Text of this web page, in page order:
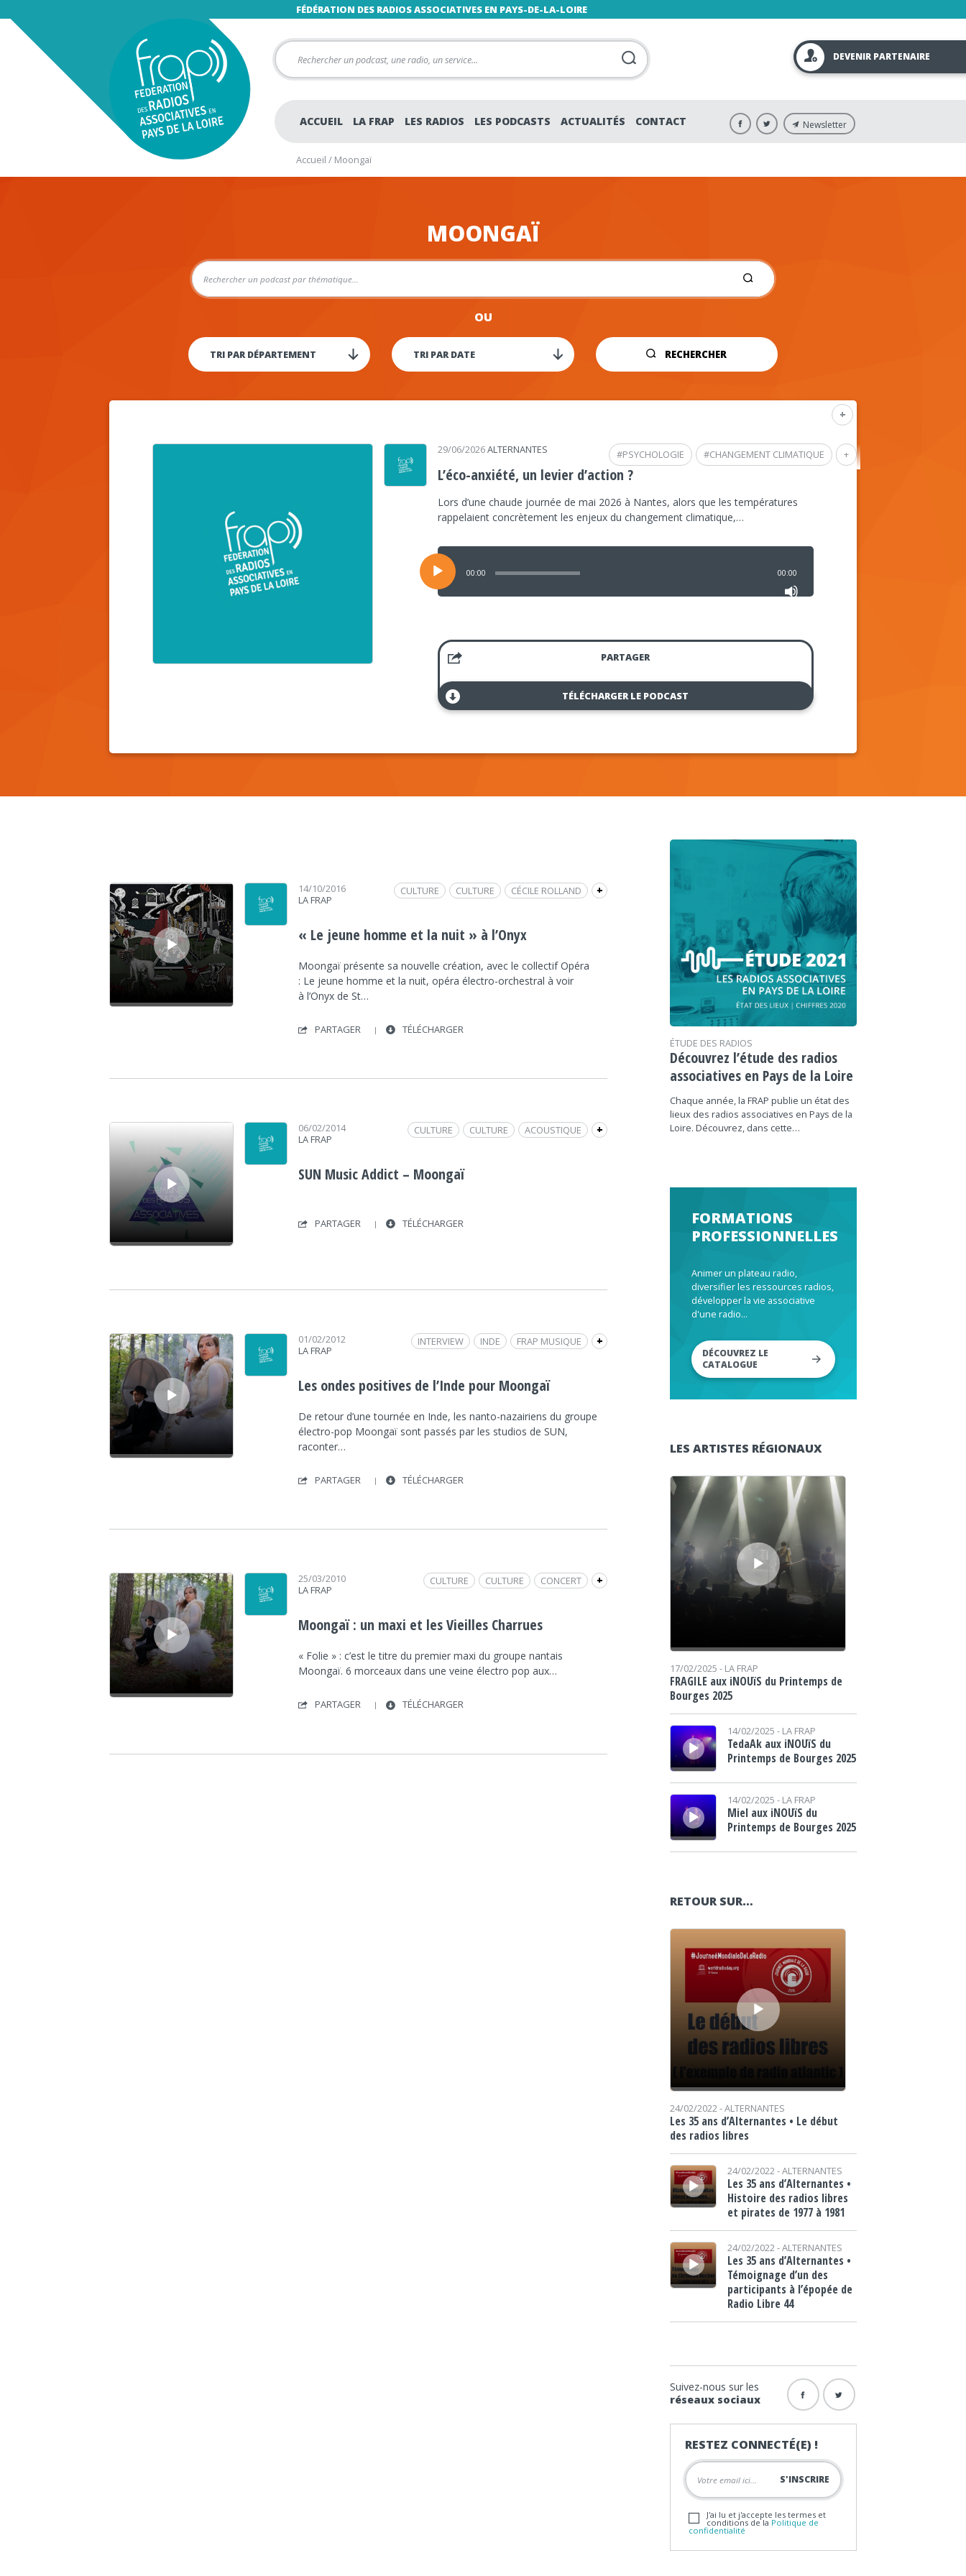
FÉDÉRATION DES RADIOS ASSOCIATIVES EN PAYS-DE-LA-LOIRE
DEVENIR PARTENAIRE
ACCUEIL LA FRAP LES RADIOS LES PODCASTS ACTUALITÉS CONTACT Newsletter
Accueil / Moongaï
MOONGAÏ
OU
RECHERCHER
+
+
#CHANGEMENT CLIMATIQUE
#PSYCHOLOGIE
29/06/2026ALTERNANTES
L’éco-anxiété, un levier d’action ?
Lors d’une chaude journée de mai 2026 à Nantes, alors que les températures
rappelaient concrètement les enjeux du changement climatique,…
Lecteur
audio
00:00 00:00
PARTAGER
TÉLÉCHARGER LE PODCAST
Lecteur audio
14/10/2016
LA FRAP
+
CÉCILE ROLLAND
CULTURE
CULTURE
LE JEUNE HOMME ET LA NUIT
MOONGAÏ
ONYX
« Le jeune homme et la nuit » à l’Onyx
Moongaï présente sa nouvelle création, avec le collectif Opéra
: Le jeune homme et la nuit, opéra électro-orchestral à voir
à l’Onyx de St…
PARTAGER TÉLÉCHARGER
Lecteur audio
06/02/2014
LA FRAP
+
ACOUSTIQUE
CULTURE
CULTURE
SUN Music Addict – Moongaï
PARTAGER TÉLÉCHARGER
Lecteur audio
01/02/2012
LA FRAP
+
FRAP MUSIQUE
INDE
INTERVIEW
Les ondes positives de l’Inde pour Moongaï
De retour d’une tournée en Inde, les nanto-nazairiens du groupe
électro-pop Moongaï sont passés par les studios de SUN,
raconter…
PARTAGER TÉLÉCHARGER
Lecteur audio
25/03/2010
LA FRAP
+
CONCERT
CULTURE
CULTURE
MOONGAÏ
POP
TREMPLIN
Moongaï : un maxi et les Vieilles Charrues
« Folie » : c’est le titre du premier maxi du groupe nantais
Moongaï. 6 morceaux dans une veine électro pop aux…
PARTAGER TÉLÉCHARGER
ÉTUDE DES RADIOS
Découvrez l’étude des radios
associatives en Pays de la Loire
Chaque année, la FRAP publie un état des
lieux des radios associatives en Pays de la
Loire. Découvrez, dans cette…
FORMATIONS
PROFESSIONNELLES
Animer un plateau radio,
diversifier les ressources radios,
développer la vie associative
d'une radio...
DÉCOUVREZ LE
CATALOGUE
LES ARTISTES RÉGIONAUX
Lecteur audio
17/02/2025 - LA FRAP
FRAGILE aux iNOUïS du Printemps de
Bourges 2025
Lecteur audio
14/02/2025 - LA FRAP
TedaAk aux iNOUïS du
Printemps de Bourges 2025
Lecteur audio 14/02/2025 - LA FRAP
Miel aux iNOUïS du
Printemps de Bourges 2025
RETOUR SUR…
Lecteur audio
24/02/2022 -ALTERNANTES
Les 35 ans d’Alternantes • Le début
des radios libres
Lecteur audio
24/02/2022 -ALTERNANTES
Les 35 ans d’Alternantes •
Histoire des radios libres
et pirates de 1977 à 1981
Lecteur audio
24/02/2022 -ALTERNANTES
Les 35 ans d’Alternantes •
Témoignage d’un des
participants à l’épopée de
Radio Libre 44
Suivez-nous sur les
réseaux sociaux
RESTEZ CONNECTÉ(E) !
J'ai lu et j'accepte les termes et
conditions de la Politique de
confidentialité